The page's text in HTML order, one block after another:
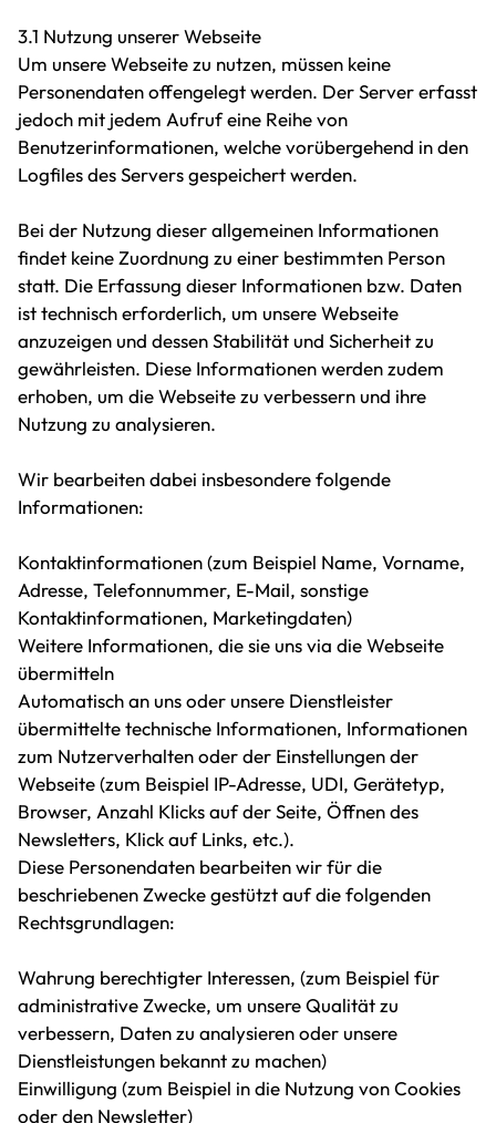
3.1 Nutzung unserer Webseite
Um unsere Webseite zu nutzen, müssen keine
Personendaten offengelegt werden. Der Server erfasst
jedoch mit jedem Aufruf eine Reihe von
Benutzerinformationen, welche vorübergehend in den
Logfiles des Servers gespeichert werden.
Bei der Nutzung dieser allgemeinen Informationen
findet keine Zuordnung zu einer bestimmten Person
statt. Die Erfassung dieser Informationen bzw. Daten
ist technisch erforderlich, um unsere Webseite
anzuzeigen und dessen Stabilität und Sicherheit zu
gewährleisten. Diese Informationen werden zudem
erhoben, um die Webseite zu verbessern und ihre
Nutzung zu analysieren.
Wir bearbeiten dabei insbesondere folgende
Informationen:
Kontaktinformationen (zum Beispiel Name, Vorname,
Adresse, Telefonnummer, E-Mail, sonstige
Kontaktinformationen, Marketingdaten)
Weitere Informationen, die sie uns via die Webseite
übermitteln
Automatisch an uns oder unsere Dienstleister
übermittelte technische Informationen, Informationen
zum Nutzerverhalten oder der Einstellungen der
Webseite (zum Beispiel IP-Adresse, UDI, Gerätetyp,
Browser, Anzahl Klicks auf der Seite, Öffnen des
Newsletters, Klick auf Links, etc.).
Diese Personendaten bearbeiten wir für die
beschriebenen Zwecke gestützt auf die folgenden
Rechtsgrundlagen:
Wahrung berechtigter Interessen, (zum Beispiel für
administrative Zwecke, um unsere Qualität zu
verbessern, Daten zu analysieren oder unsere
Dienstleistungen bekannt zu machen)
Einwilligung (zum Beispiel in die Nutzung von Cookies
oder den Newsletter)